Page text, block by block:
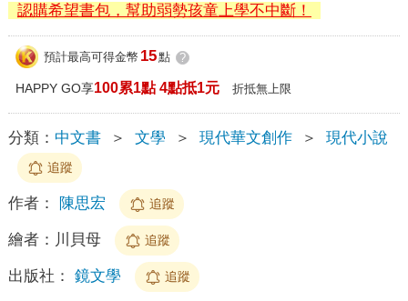
認購希望書包，幫助弱勢孩童上學不中斷！
預計最高可得金幣 15點 ?
HAPPY GO享100累1點 4點抵1元 折抵無上限
分類： 中文書 ＞ 文學 ＞ 現代華文創作 ＞ 現代小說
追蹤
作者： 陳思宏 追蹤
繪者： 川貝母 追蹤
出版社： 鏡文學 追蹤